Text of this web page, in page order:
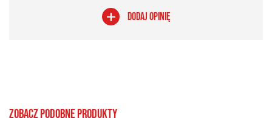
DODAJ OPINIĘ
Zobacz podobne produkty